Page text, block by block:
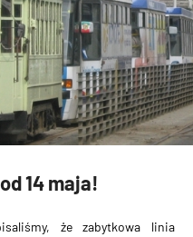
14 maja!
że zabytkowa linia